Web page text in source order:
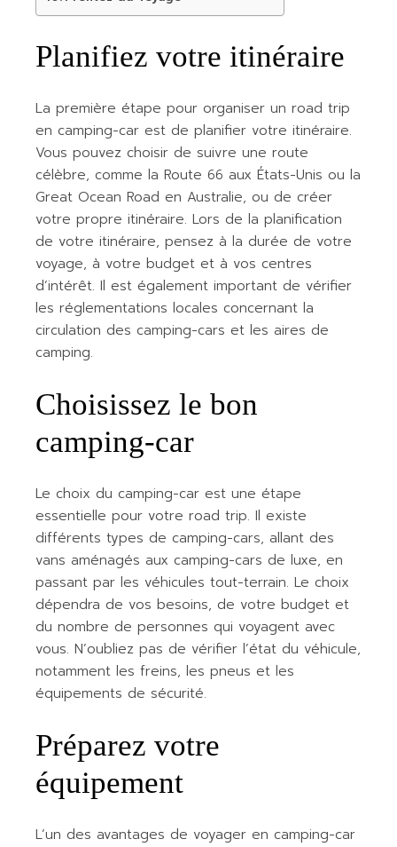
Planifiez votre itinéraire
La première étape pour organiser un road trip
en camping-car est de planifier votre itinéraire.
Vous pouvez choisir de suivre une route
célèbre, comme la Route 66 aux États-Unis ou la
Great Ocean Road en Australie, ou de créer
votre propre itinéraire. Lors de la planification
de votre itinéraire, pensez à la durée de votre
voyage, à votre budget et à vos centres
d’intérêt. Il est également important de vérifier
les réglementations locales concernant la
circulation des camping-cars et les aires de
camping.
Choisissez le bon
camping-car
Le choix du camping-car est une étape
essentielle pour votre road trip. Il existe
différents types de camping-cars, allant des
vans aménagés aux camping-cars de luxe, en
passant par les véhicules tout-terrain. Le choix
dépendra de vos besoins, de votre budget et
du nombre de personnes qui voyagent avec
vous. N’oubliez pas de vérifier l’état du véhicule,
notamment les freins, les pneus et les
équipements de sécurité.
Préparez votre
équipement
L’un des avantages de voyager en camping-car